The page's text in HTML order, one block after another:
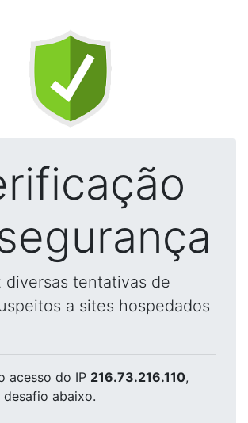
diversas tentativas de
a sites hospedados
acesso do IP 216.73.216.110,
abaixo.